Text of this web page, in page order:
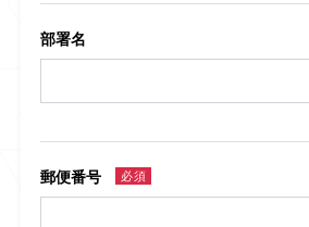
部署名
郵便番号 必須